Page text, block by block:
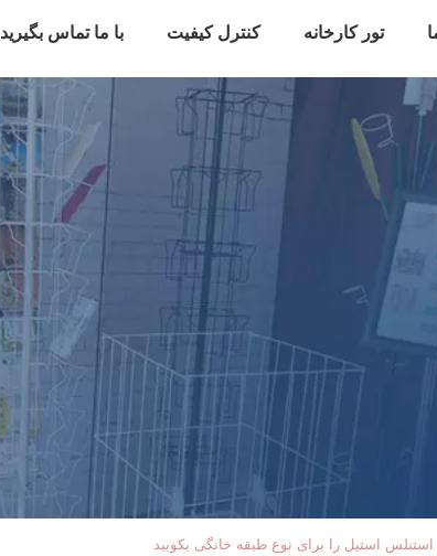
تور کارخانه کنترل کیفیت با ما تماس بگیرید
استیل را برای نوع طبقه خانگی بکوبید